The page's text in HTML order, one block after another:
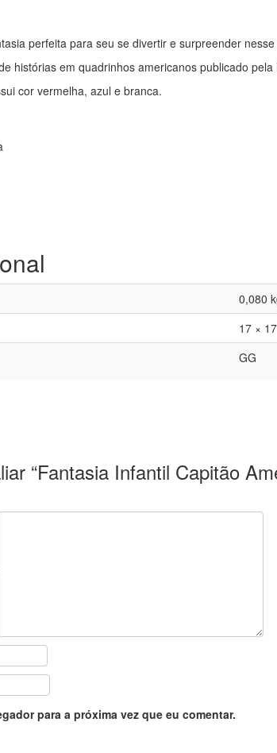
perfeita para seu se divertir e surpreender
histórias em quadrinhos americanos publicado pela
cor vermelha, azul e branca.
0,080
17 ×
GG
“Fantasia Infantil Capitão
para a próxima vez que eu comentar.